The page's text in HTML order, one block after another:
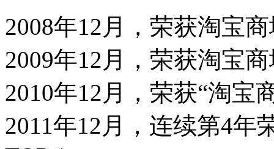
2008年12月，荣获淘宝
2009年12月，荣获淘宝
2010年12月，荣获“淘宝
2011年12月，连续第4年